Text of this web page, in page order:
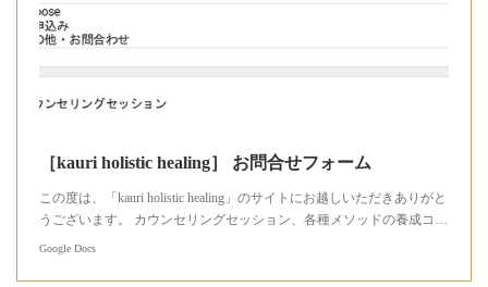
［kauri holistic healing］ お問合せフォーム
この度は、「kauri holistic healing」のサイトにお越しいただきありがと
うございます。 カウンセリングセッション、各種メソッドの養成コ…
Google Docs